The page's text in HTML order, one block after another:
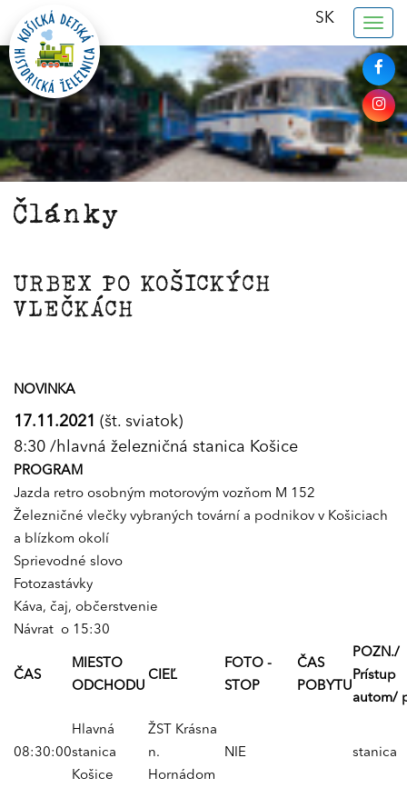
SK
Články
URBEX PO KOŠICKÝCH
VLEČKÁCH
NOVINKA
17.11.2021 (št. sviatok)
8:30 /hlavná železničná stanica Košice
PROGRAM
Jazda retro osobným motorovým vozňom M 152
Železničné vlečky vybraných tovární a podnikov v Košiciach
a blízkom okolí
Sprievodné slovo
Fotozastávky
Káva, čaj, občerstvenie
Návrat o 15:30
ČAS
MIESTO
ODCHODU
CIEĽ
FOTO -
STOP
ČAS
POBYTU
POZN./
Prístup
autom/
08:30:00
Hlavná
stanica
Košice
ŽST Krásna
n.
Hornádom
NIE stanica